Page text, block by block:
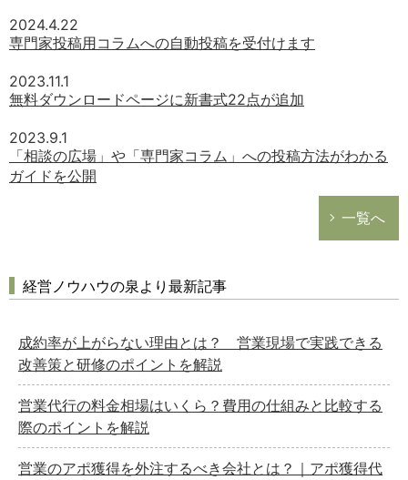
秘書のノウハウ
2024.4.22
専門家投稿用コラムへの自動投稿を受付けます
2023.11.1
無料ダウンロードページに新書式22点が追加
2023.9.1
「相談の広場」や「専門家コラム」への投稿方法がわかる
ガイドを公開
一覧へ
経営ノウハウの泉より最新記事
成約率が上がらない理由とは？ 営業現場で実践できる
改善策と研修のポイントを解説
営業代行の料金相場はいくら？費用の仕組みと比較する
際のポイントを解説
営業のアポ獲得を外注するべき会社とは？｜アポ獲得代